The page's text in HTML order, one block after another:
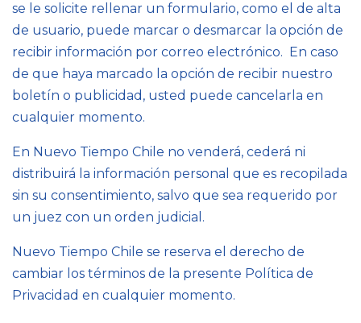
se le solicite rellenar un formulario, como el de alta
de usuario, puede marcar o desmarcar la opción de
recibir información por correo electrónico. En caso
de que haya marcado la opción de recibir nuestro
boletín o publicidad, usted puede cancelarla en
cualquier momento.
En Nuevo Tiempo Chile no venderá, cederá ni
distribuirá la información personal que es recopilada
sin su consentimiento, salvo que sea requerido por
un juez con un orden judicial.
Nuevo Tiempo Chile se reserva el derecho de
cambiar los términos de la presente Política de
Privacidad en cualquier momento.